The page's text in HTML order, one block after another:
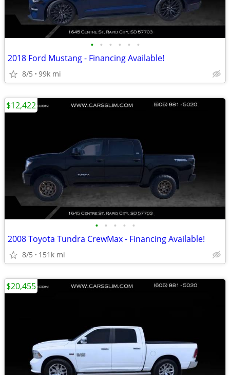
• • • • • •
2018 Ford Mustang - Financing Available!
8/5 99k mi
• • • • •
2008 Toyota Tundra CrewMax - Financing Available!
8/5 151k mi
$12,422
$20,455